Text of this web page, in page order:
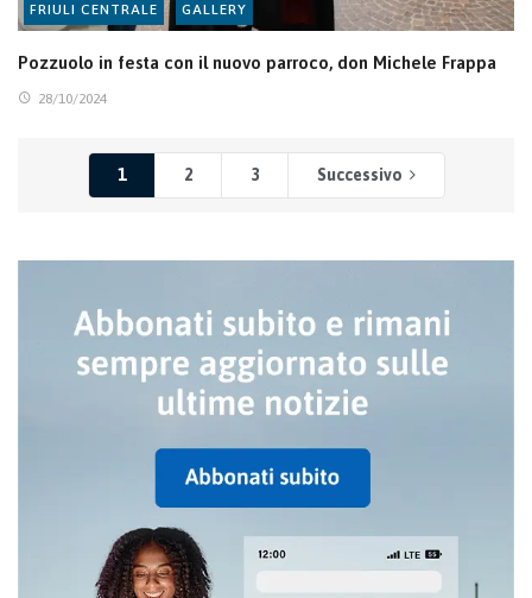
FRIULI CENTRALE GALLERY
Pozzuolo in festa con il nuovo parroco, don Michele Frappa
28/10/2024
1 2 3 Successivo